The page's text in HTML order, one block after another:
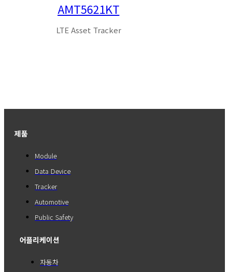
AMT5621KT
LTE Asset Tracker
제품
Module
Data Device
Tracker
Automotive
Public Safety
어플리케이션
자동차